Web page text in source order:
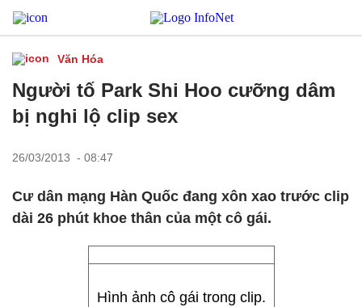
Văn Hóa
Người tố Park Shi Hoo cưỡng dâm
bị nghi lộ clip sex
26/03/2013 - 08:47
Cư dân mạng Hàn Quốc đang xôn xao trước clip
dài 26 phút khoe thân của một cô gái.
Hình ảnh cô gái trong clip.